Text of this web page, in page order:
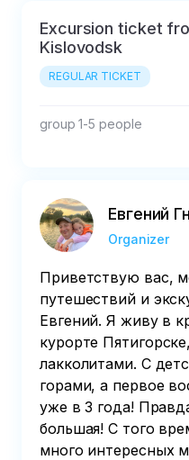
Excursion ticket
Kislovodsk
REGULAR TICKET
group 1-5 people
Евгений
Organizer
Приветствую вас,
путешествий и
Евгений. Я живу в
курорте
лакколитами. С
горами, а первое
уже в 3 года!
большая! С того
много интересных